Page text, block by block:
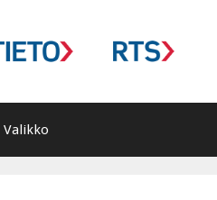
Valikko